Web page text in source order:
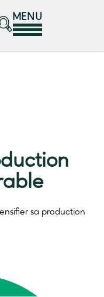
MENU
sa production